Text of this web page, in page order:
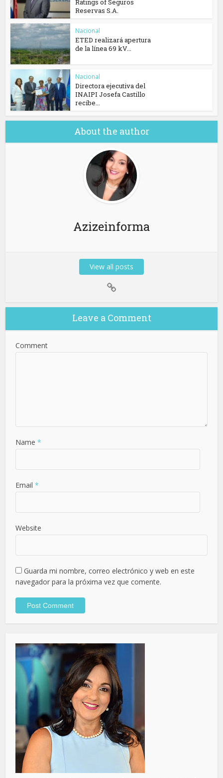
Ratings of Seguros
Reservas S.A.
Nacional
ETED realizará apertura
de la línea 69 kV...
Nacional
Directora ejecutiva del
INAIPI Josefa Castillo
recibe...
About the author
Azizeinforma
View all posts
Leave a Comment
Comment
Name *
Email *
Website
Guarda mi nombre, correo electrónico y web en este
navegador para la próxima vez que comente.